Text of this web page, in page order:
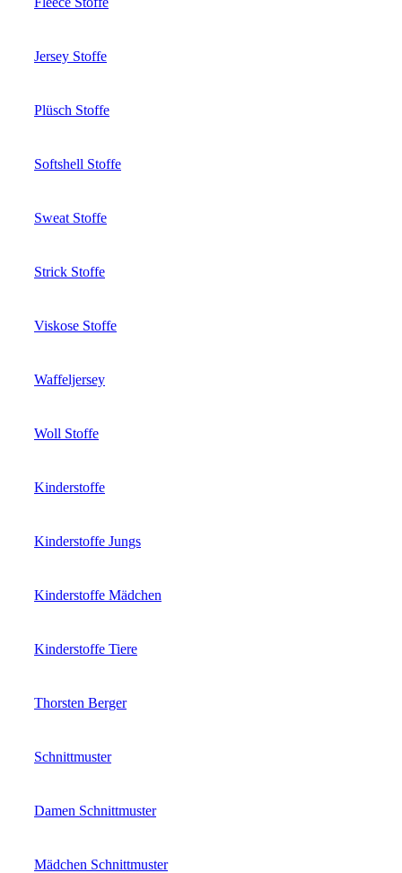
Jersey Stoffe
Plüsch Stoffe
Softshell Stoffe
Sweat Stoffe
Strick Stoffe
Viskose Stoffe
Waffeljersey
Woll Stoffe
Kinderstoffe
Kinderstoffe Jungs
Kinderstoffe Mädchen
Kinderstoffe Tiere
Thorsten Berger
Schnittmuster
Damen Schnittmuster
Mädchen Schnittmuster